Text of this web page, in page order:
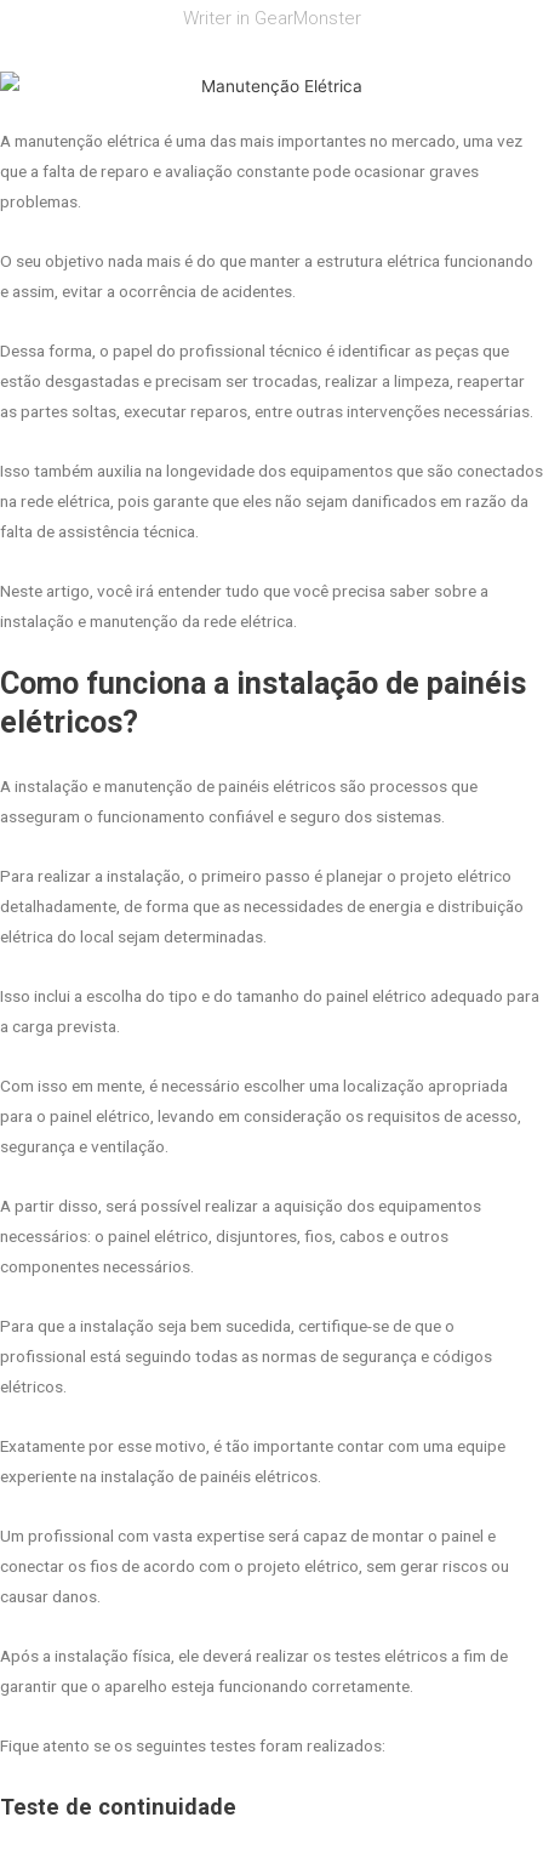
Writer in GearMonster
A manutenção elétrica é uma das mais importantes no mercado, uma vez
que a falta de reparo e avaliação constante pode ocasionar graves
problemas.
O seu objetivo nada mais é do que manter a estrutura elétrica funcionando
e assim, evitar a ocorrência de acidentes.
Dessa forma, o papel do profissional técnico é identificar as peças que
estão desgastadas e precisam ser trocadas, realizar a limpeza, reapertar
as partes soltas, executar reparos, entre outras intervenções necessárias.
Isso também auxilia na longevidade dos equipamentos que são conectados
na rede elétrica, pois garante que eles não sejam danificados em razão da
falta de assistência técnica.
Neste artigo, você irá entender tudo que você precisa saber sobre a
instalação e manutenção da rede elétrica.
Como funciona a instalação de painéis
elétricos?
A instalação e manutenção de painéis elétricos são processos que
asseguram o funcionamento confiável e seguro dos sistemas.
Para realizar a instalação, o primeiro passo é planejar o projeto elétrico
detalhadamente, de forma que as necessidades de energia e distribuição
elétrica do local sejam determinadas.
Isso inclui a escolha do tipo e do tamanho do painel elétrico adequado para
a carga prevista.
Com isso em mente, é necessário escolher uma localização apropriada
para o painel elétrico, levando em consideração os requisitos de acesso,
segurança e ventilação.
A partir disso, será possível realizar a aquisição dos equipamentos
necessários: o painel elétrico, disjuntores, fios, cabos e outros
componentes necessários.
Para que a instalação seja bem sucedida, certifique-se de que o
profissional está seguindo todas as normas de segurança e códigos
elétricos.
Exatamente por esse motivo, é tão importante contar com uma equipe
experiente na instalação de painéis elétricos.
Um profissional com vasta expertise será capaz de montar o painel e
conectar os fios de acordo com o projeto elétrico, sem gerar riscos ou
causar danos.
Após a instalação física, ele deverá realizar os testes elétricos a fim de
garantir que o aparelho esteja funcionando corretamente.
Fique atento se os seguintes testes foram realizados:
Teste de continuidade